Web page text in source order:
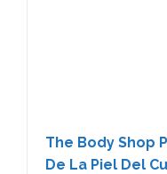
The Body Shop
De La Piel Del